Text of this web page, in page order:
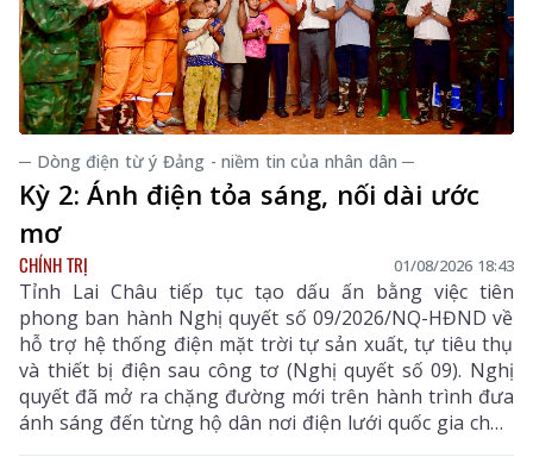
─ Dòng điện từ ý Đảng - niềm tin của nhân dân ─
Kỳ 2: Ánh điện tỏa sáng, nối dài ước
mơ
CHÍNH TRỊ 01/08/2026 18:43
Tỉnh Lai Châu tiếp tục tạo dấu ấn bằng việc tiên
phong ban hành Nghị quyết số 09/2026/NQ-HĐND về
hỗ trợ hệ thống điện mặt trời tự sản xuất, tự tiêu thụ
và thiết bị điện sau công tơ (Nghị quyết số 09). Nghị
quyết đã mở ra chặng đường mới trên hành trình đưa
ánh sáng đến từng hộ dân nơi điện lưới quốc gia chưa
thể vươn tới.